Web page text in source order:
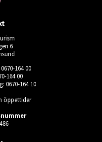
6
164 00
164 00
0670-164 10
öppettider